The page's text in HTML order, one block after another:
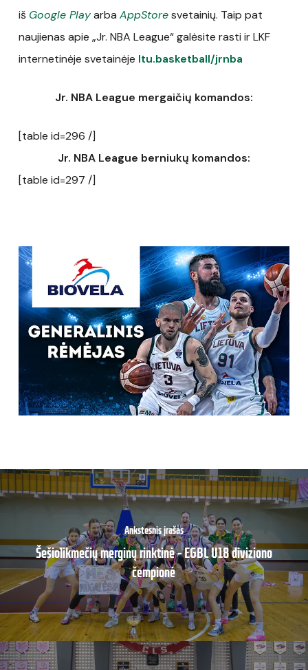
iš Google Playarba AppStoresvetainių. Taip pat
naujienas apie „Jr. NBA League“ galėsite rasti ir LKF
internetinėje svetainėje ltu.basketball/jrnba
Jr. NBA League mergaičių komandos:
[table id=296 /]
Jr. NBA League berniukų komandos:
[table id=297 /]
Ankstesnis įrašas
Šešiolikmečių merginų rinktinė – EGBL U18 diviziono
čempionė